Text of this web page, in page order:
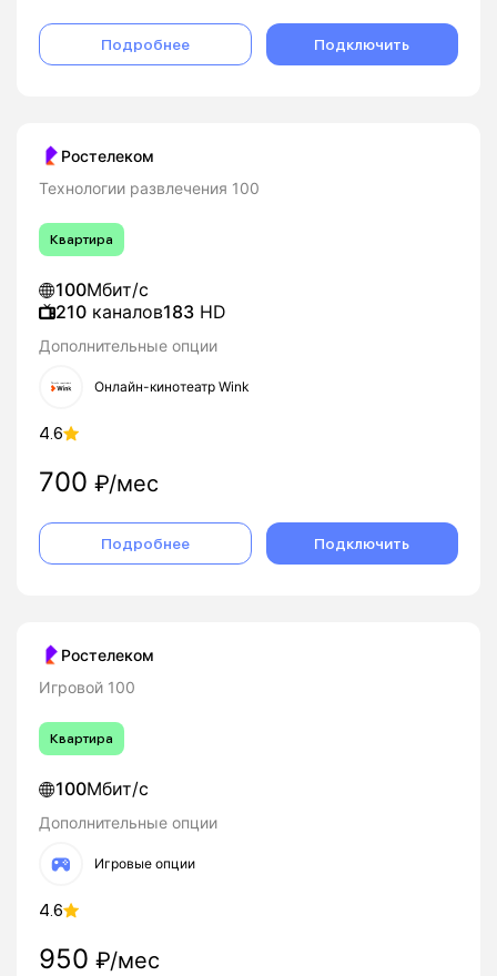
Подробнее Подключить
Ростелеком
Технологии развлечения 100
Квартира
100Мбит/с
210 каналов183 HD
Дополнительные опции
Онлайн-кинотеатр Wink
4.6
700 ₽/мес
Подробнее Подключить
Ростелеком
Игровой 100
Квартира
100Мбит/с
Дополнительные опции
Игровые опции
4.6
950 ₽/мес